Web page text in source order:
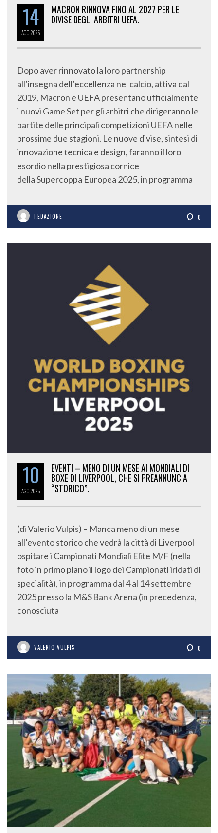
14
AGO2025
MACRON RINNOVA FINO AL 2027 PER LE
DIVISE DEGLI ARBITRI UEFA.
Dopo aver rinnovato la loro partnership
all’insegna dell’eccellenza nel calcio, attiva dal
2019, Macron e UEFA presentano ufficialmente
i nuovi Game Set per gli arbitri che dirigeranno le
partite delle principali competizioni UEFA nelle
prossime due stagioni. Le nuove divise, sintesi di
innovazione tecnica e design, faranno il loro
esordio nella prestigiosa cornice
della Supercoppa Europea 2025, in programma
REDAZIONE 0
10
AGO2025
EVENTI – MENO DI UN MESE AI MONDIALI DI
BOXE DI LIVERPOOL, CHE SI PREANNUNCIA
“STORICO”.
(di Valerio Vulpis) – Manca meno di un mese
all’evento storico che vedrà la città di Liverpool
ospitare i Campionati Mondiali Elite M/F (nella
foto in primo piano il logo dei Campionati iridati di
specialità), in programma dal 4 al 14 settembre
2025 presso la M&S Bank Arena (in precedenza,
conosciuta
VALERIO VULPIS 0